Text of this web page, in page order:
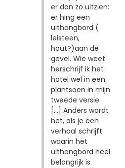
er dan zo uitzien:
er hing een
uithangbord (
leisteen,
hout?)aan de
gevel. Wie weet
herschrijf ik het
hotel wel in een
plantsoen in mijn
tweede versie.
[...] Anders wordt
het, als je een
verhaal schrijft
waarin het
uithangbord heel
belangrijk is.